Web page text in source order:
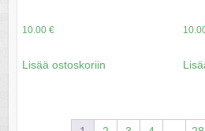
10.00 €
Lisää ostoskoriin